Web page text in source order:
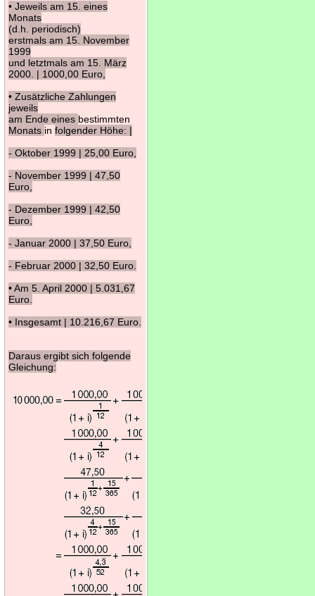
• Jeweils am 15. eines
Monats
(d.h. periodisch)
erstmals am 15. November
1999
und letztmals am 15. März
2000. | 1000,00 Euro,
• Zusätzliche Zahlungen
jeweils
am Ende eines bestimmten
Monats infolgender Höhe: |
- Oktober 1999 | 25,00 Euro,
- November 1999 | 47,50
Euro,
- Dezember 1999 | 42,50
Euro,
- Januar 2000 | 37,50 Euro,
- Februar 2000 | 32,50 Euro.
• Am 5. April 2000 | 5.031,67
Euro.
• Insgesamt | 10.216,67 Euro.
Daraus ergibt sich folgende
Gleichung: